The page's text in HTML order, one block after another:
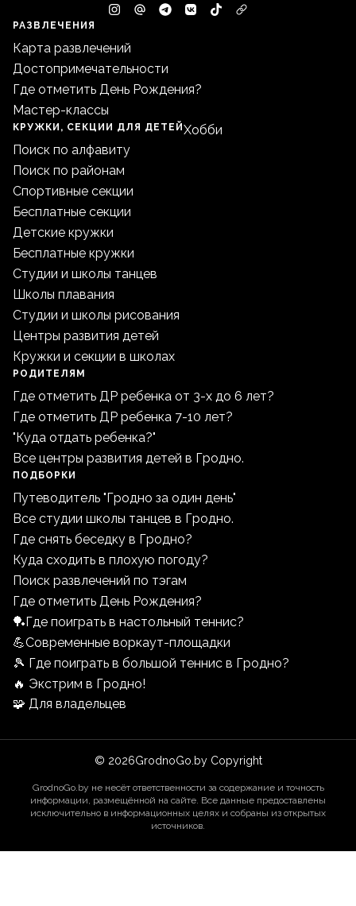
РАЗВЛЕЧЕНИЯ
Карта развлечений
Достопримечательности
Где отметить День Рождения?
Мастер-классы
КРУЖКИ, СЕКЦИИ ДЛЯ ДЕТЕЙ
Поиск по алфавиту
Поиск по районам
Спортивные секции
Бесплатные секции
Детские кружки
Бесплатные кружки
Студии и школы танцев
Школы плавания
Студии и школы рисования
Центры развития детей
Кружки и секции в школах
Хобби
РОДИТЕЛЯМ
Где отметить ДР ребенка от 3-х до 6 лет?
Где отметить ДР ребенка 7-10 лет?
"Куда отдать ребенка?"
Все центры развития детей в Гродно.
ПОДБОРКИ
Путеводитель "Гродно за один день"
Все студии школы танцев в Гродно.
Где снять беседку в Гродно?
Куда сходить в плохую погоду?
Поиск развлечений по тэгам
Где отметить День Рождения?
🏓Где поиграть в настольный теннис?
💪Современные воркаут-площадки
🎾 Где поиграть в большой теннис в Гродно?
🔥 Экстрим в Гродно!
🧩 Для владельцев
© 2026GrodnoGo.by Copyright
GrodnoGo.by не несёт ответственности за содержание и точность
информации, размещённой на сайте. Все данные предоставлены
исключительно в информационных целях и собраны из открытых
источников.